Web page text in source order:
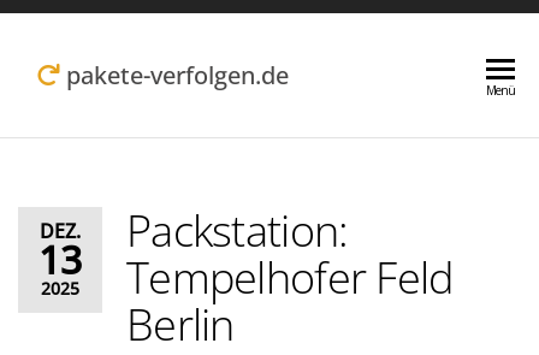
Zum
Inhalt pakete-verfolgen.de Menü
DEZ.
13
2025
Packstation:
Tempelhofer Feld
Berlin